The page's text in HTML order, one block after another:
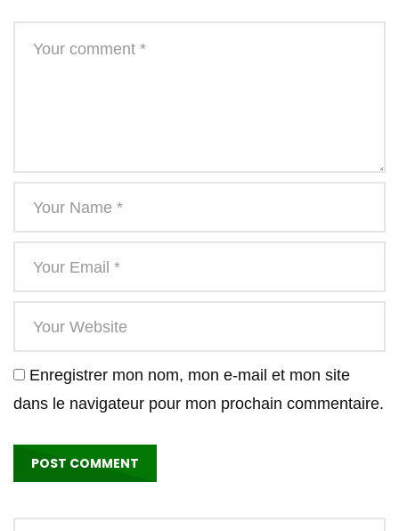
Enregistrer mon nom, mon e-mail et mon site
dans le navigateur pour mon prochain commentaire.